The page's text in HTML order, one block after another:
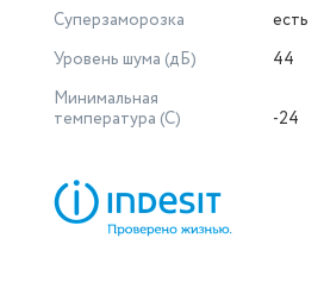
Суперзаморозка
есть
Уровень шума (дБ)
44
Минимальная
температура (С)
-24